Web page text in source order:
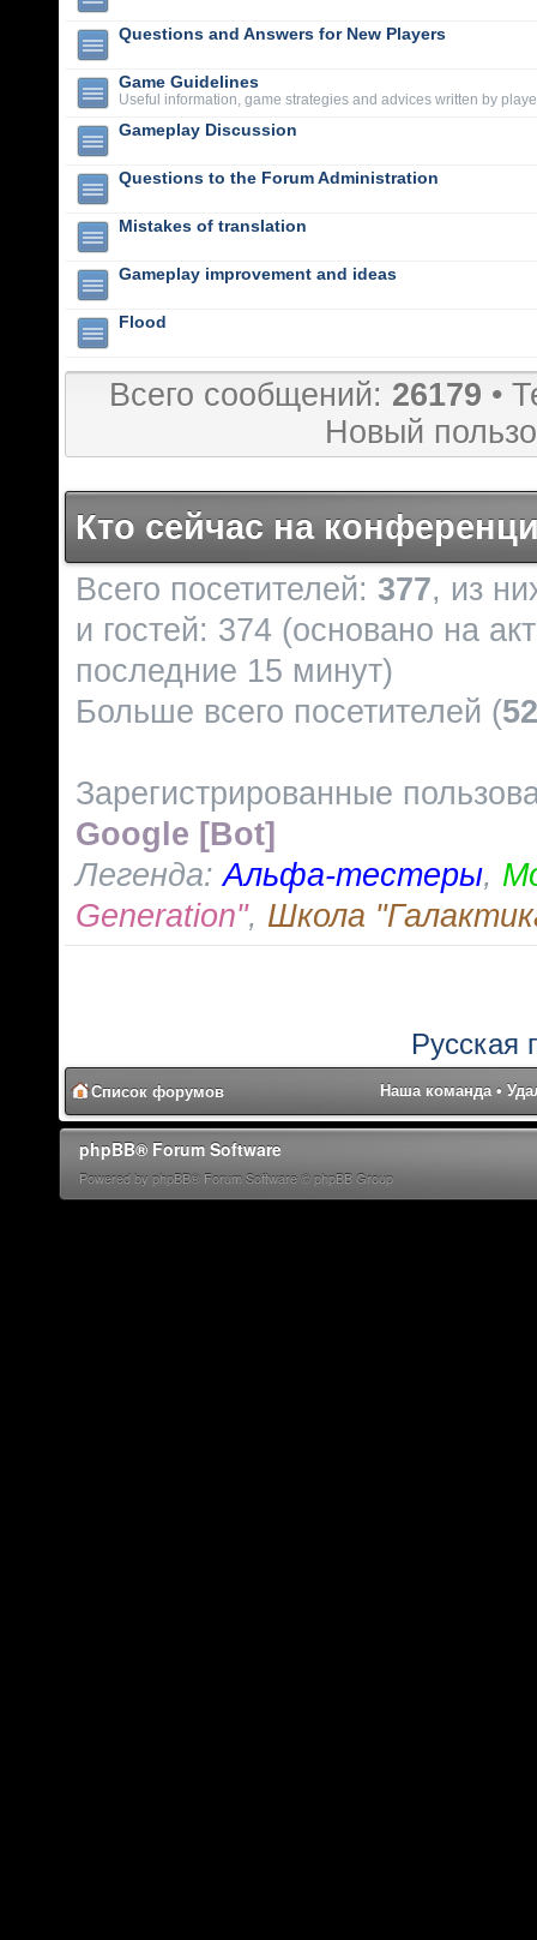
Questions and Answers for New Players
Game Guidelines
Useful information, game strategies and advices written by
Gameplay Discussion
Questions to the Forum Administration
Mistakes of translation
Gameplay improvement and ideas
Flood
Всего сообщений: 26179 •
Новый
Кто сейчас на
Всего посетителей: 377, из
и гостей: 374 (основано на
последние 15 минут)
Больше всего посетителей (
Зарегистрированные
Google [Bot]
Легенда:Альфа-тестеры,
Generation", Школа
Русская
Список форумов Наша команда•
phpBB® Forum Software
Powered by phpBB® Forum Software © phpBB Group